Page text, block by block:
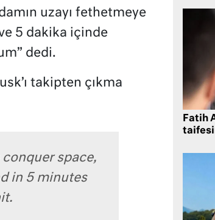
uzayı fethetmeye
5 dakika içinde
dedi.
takipten çıkma
space,
in 5 minutes
Fatih